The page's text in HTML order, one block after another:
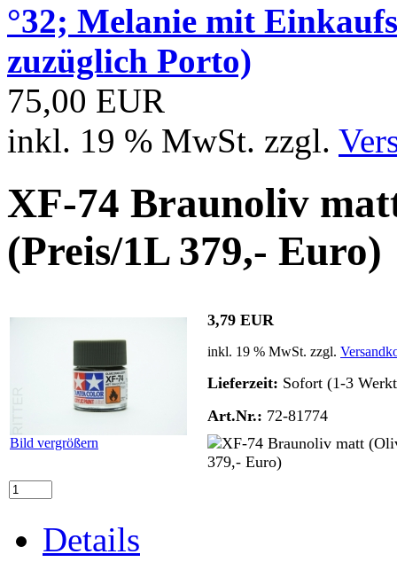
°32; Melanie mit
zuzüglich Porto)
75,00 EUR
inkl. 19 % MwSt. zzgl.
XF-74 Braunoliv
(Preis/1L 379,- Euro)
Bild vergrößern
3,79 EUR
inkl. 19 % MwSt. zzgl.
Lieferzeit: Sofort (1-3
Art.Nr.: 72-81774
Details